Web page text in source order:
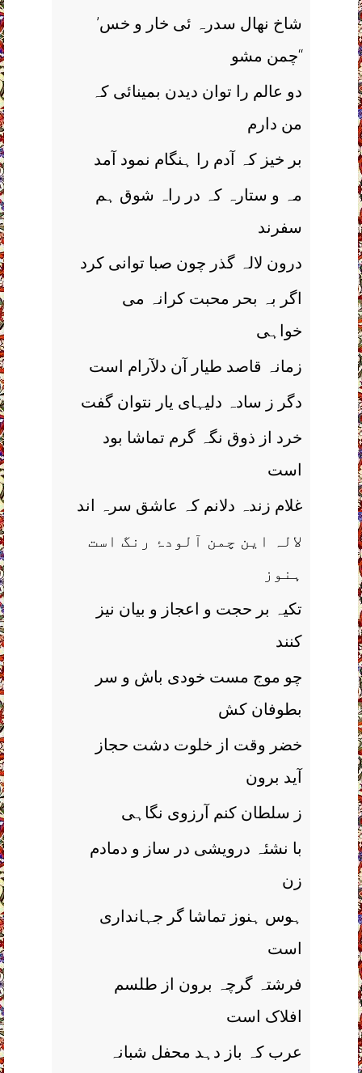
’شاخ نھال سدرہ ئی خار و خس
چمن مشو‘‘
دو عالم را توان دیدن بمینائی کہ
من دارم
بر خیز کہ آدم را ہنگام نمود آمد
مہ و ستارہ کہ در راہ شوق ہم
سفرند
درون لالہ گذر چون صبا توانی کرد
اگر بہ بحر محبت کرانہ می
خواہی
زمانہ قاصد طیار آن دلآرام است
دگر ز سادہ دلیہای یار نتوان گفت
خرد از ذوق نگہ گرم تماشا بود
است
غلام زندہ دلانم کہ عاشق سرہ اند
لالہ این چمن آلودۂ رنگ است
ہنوز
تکیہ بر حجت و اعجاز و بیان نیز
کنند
چو موج مست خودی باش و سر
بطوفان کش
خضر وقت از خلوت دشت حجاز
آید برون
ز سلطان کنم آرزوی نگاہی
با نشئہ درویشی در ساز و دمادم
زن
ہوس ہنوز تماشا گر جہانداری
است
فرشتہ گرچہ برون از طلسم
افلاک است
عرب کہ باز دہد محفل شبانہ